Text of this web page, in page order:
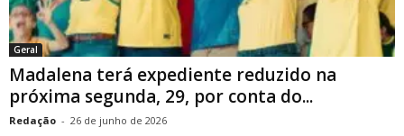
Geral
Madalena terá expediente reduzido na
próxima segunda, 29, por conta do...
Redação - 26 de junho de 2026